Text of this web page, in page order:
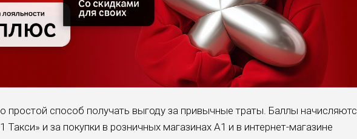
простой способ получать выгоду за привычные траты. Баллы
Такси» и за покупки в розничных магазинах A1 и в интернет-магазине